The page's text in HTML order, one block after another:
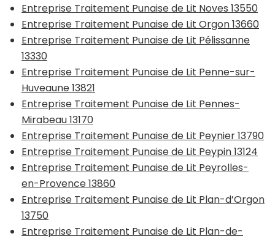
Entreprise Traitement Punaise de Lit Noves 13550
Entreprise Traitement Punaise de Lit Orgon 13660
Entreprise Traitement Punaise de Lit Pélissanne
13330
Entreprise Traitement Punaise de Lit Penne-sur-
Huveaune 13821
Entreprise Traitement Punaise de Lit Pennes-
Mirabeau 13170
Entreprise Traitement Punaise de Lit Peynier 13790
Entreprise Traitement Punaise de Lit Peypin 13124
Entreprise Traitement Punaise de Lit Peyrolles-
en-Provence 13860
Entreprise Traitement Punaise de Lit Plan-d’Orgon
13750
Entreprise Traitement Punaise de Lit Plan-de-